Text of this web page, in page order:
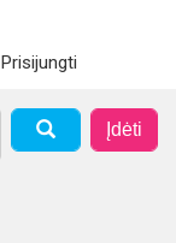
Prisijungti
Įdėti